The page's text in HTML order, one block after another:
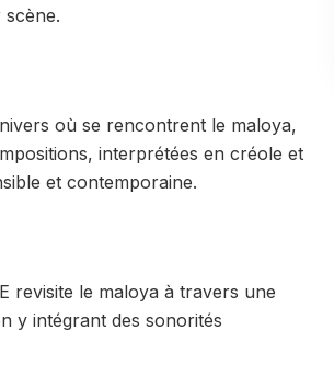
où se rencontrent le maloya,
interprétées en créole et
et contemporaine.
revisite le maloya à travers une
y intégrant des sonorités